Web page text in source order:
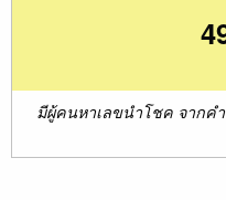
มีผู้คนหาเลขนำโชค จากค